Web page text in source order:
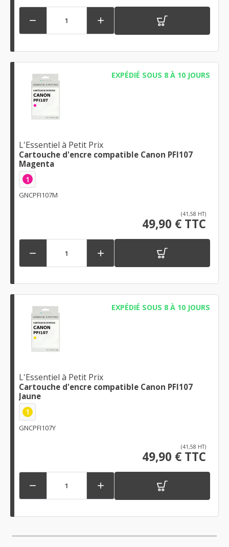
 
EXPÉDIÉ SOUS 8 À 10 JOURS
L'Essentiel à Petit Prix
Cartouche d'encre compatible Canon PFI107
Magenta
1
GNCPFI107M
(41,58 HT)
49,90 € TTC
 
EXPÉDIÉ SOUS 8 À 10 JOURS
L'Essentiel à Petit Prix
Cartouche d'encre compatible Canon PFI107
Jaune
1
GNCPFI107Y
(41,58 HT)
49,90 € TTC
 